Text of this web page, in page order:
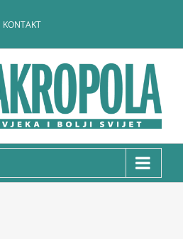
KONTAKT